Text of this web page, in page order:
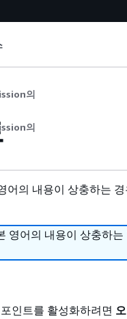
의
의
어의 내용이 상충하는
영어의 내용이 상충하는
인트를 활성화하려면